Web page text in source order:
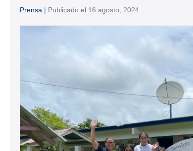
Prensa | Publicado el 16 agosto, 2024